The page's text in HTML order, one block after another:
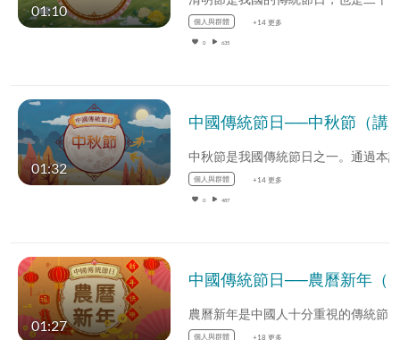
01:10
個人與群體 +14 更多
0 635
01:32
個人與群體 +14 更多
0 487
01:27
個人與群體 +18 更多